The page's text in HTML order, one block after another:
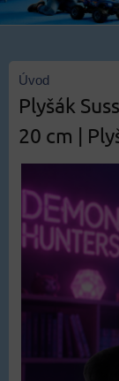
Úvod
Plyšák
20 cm |